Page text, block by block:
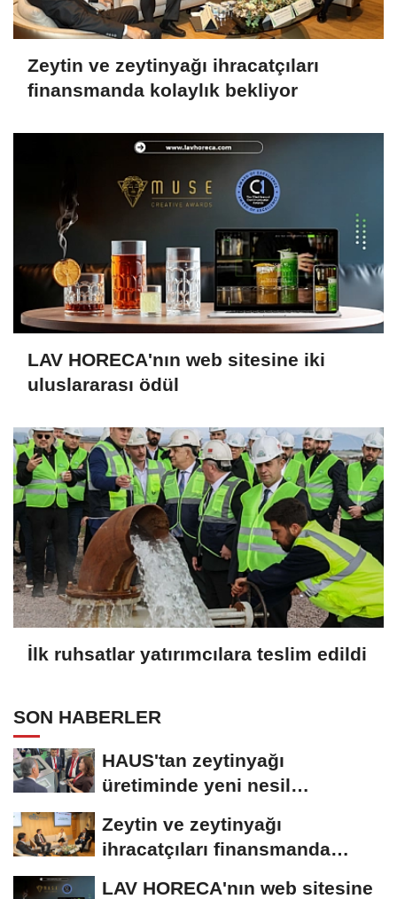
Zeytin ve zeytinyağı ihracatçıları
finansmanda kolaylık bekliyor
LAV HORECA'nın web sitesine iki
uluslararası ödül
İlk ruhsatlar yatırımcılara teslim edildi
SON HABERLER
HAUS'tan zeytinyağı
üretiminde yeni nesil
Zeytin ve zeytinyağı
ihracatçıları finansmanda
LAV HORECA'nın web sitesine